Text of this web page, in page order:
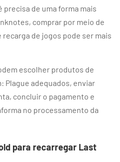
de uma forma mais
comprar por meio de
de jogos pode ser mais
escolher produtos de
Plague adequados, enviar
concluir o pagamento e
no processamento da
para recarregar Last